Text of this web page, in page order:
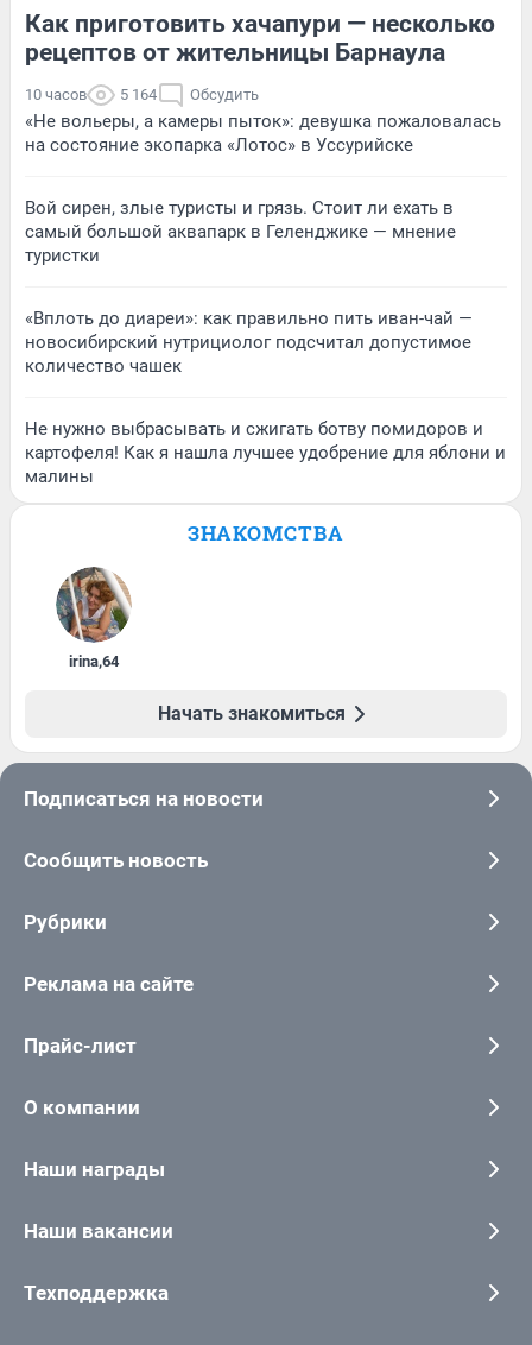
Как приготовить хачапури — несколько
рецептов от жительницы Барнаула
10 часов 5 164 Обсудить
«Не вольеры, а камеры пыток»: девушка пожаловалась
на состояние экопарка «Лотос» в Уссурийске
Вой сирен, злые туристы и грязь. Стоит ли ехать в
самый большой аквапарк в Геленджике — мнение
туристки
«Вплоть до диареи»: как правильно пить иван-чай —
новосибирский нутрициолог подсчитал допустимое
количество чашек
Не нужно выбрасывать и сжигать ботву помидоров и
картофеля! Как я нашла лучшее удобрение для яблони и
малины
ЗНАКОМСТВА
irina,64
Начать знакомиться
Подписаться на новости
Сообщить новость
Рубрики
Реклама на сайте
Прайс-лист
О компании
Наши награды
Наши вакансии
Техподдержка